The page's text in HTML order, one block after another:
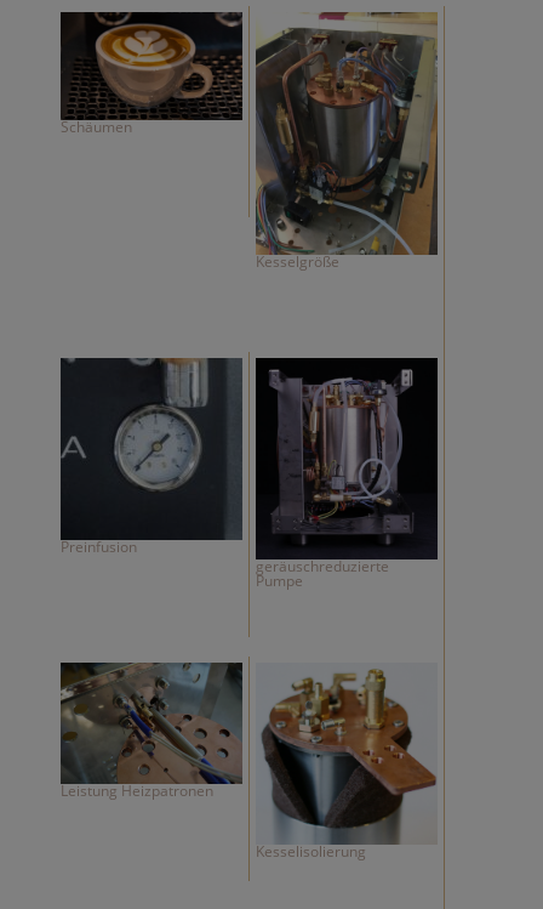
Schäumen
Kesselgröße
Preinfusion
geräuschreduzierte
Pumpe
Leistung Heizpatronen
Kesselisolierung